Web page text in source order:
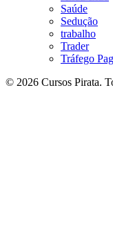
Saúde
Sedução
trabalho
Trader
Tráfego
© 2026 Cursos Pirata.